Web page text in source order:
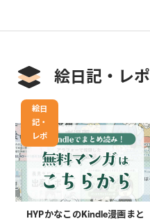
絵日記・レポ
絵日
記・
レポ
HYPかなこのKindle漫画まと